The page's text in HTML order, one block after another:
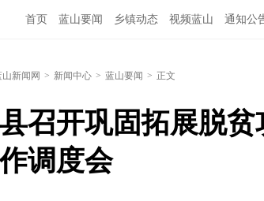
首页 蓝山要闻 乡镇动态 视频蓝山 通知公
山新闻网 > 新闻中心 > 蓝山要闻 > 正文
召开巩固拓展脱
调度会